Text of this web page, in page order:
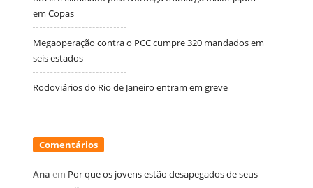
em Copas
Megaoperação contra o PCC cumpre 320 mandados em
seis estados
Rodoviários do Rio de Janeiro entram em greve
Comentários
Ana em Por que os jovens estão desapegados de seus